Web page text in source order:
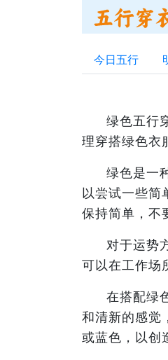
今日五行
绿色五行
理穿搭绿色衣
绿色是一
以尝试一些简
保持简单，不
对于运势
可以在工作场
在搭配绿
和清新的感觉
或蓝色，以创